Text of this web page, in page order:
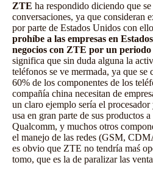
ZTE ha respondido diciendo que
conversaciones, ya que consideran
por parte de Estados Unidos con
prohíbe a las empresas en
negocios con ZTE por un periodo
significa que sin duda alguna la
teléfonos se ve mermada, ya que se
60% de los componentes de los
compañía china necesitan de
un claro ejemplo sería el
usa en gran parte de sus productos
Qualcomm, y muchos otros
el manejo de las redes (GSM,
es obvio que ZTE no tendría maś
tomo, que es la de paralizar las